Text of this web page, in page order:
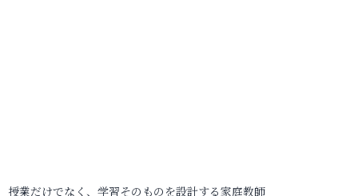
授業だけでなく、学習そのものを設計する家庭教師